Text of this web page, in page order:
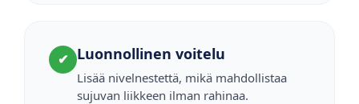
✔ Luonnollinen voitelu
Lisää nivelnestettä, mikä mahdollistaa
sujuvan liikkeen ilman rahinaa.